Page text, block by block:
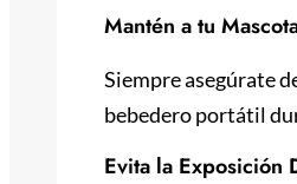
Mantén a tu
Siempre asegúrate
bebedero portátil
Evita la Exposición